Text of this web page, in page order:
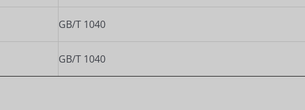
GB/T 1040
GB/T 1040